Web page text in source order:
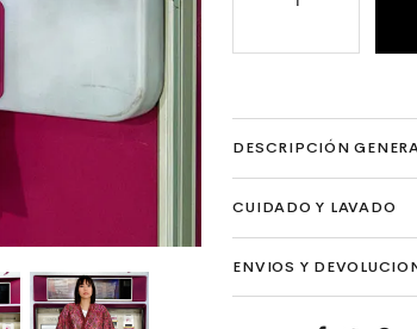
DESCRIPCIÓN
CUIDADO Y LAVADO
ENVIOS Y